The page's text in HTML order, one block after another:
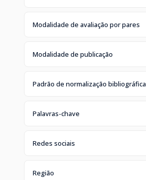
Modalidade de avaliação por pares
Modalidade de publicação
Padrão de normalização bibliográfica
Palavras-chave
Redes sociais
Região